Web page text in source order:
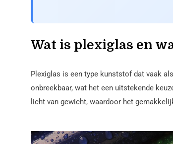
Wat is plexiglas en
Plexiglas is een type kunststof dat vaak
onbreekbaar, wat het een uitstekende
licht van gewicht, waardoor het